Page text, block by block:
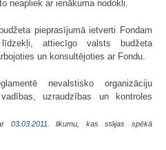
neapliek ar ienākuma nodokli.
pieprasījumā ietverti Fondam
attiecīgo valsts budžeta
un konsultējoties ar Fondu.
nevalstisko organizāciju
uzraudzības un kontroles
03.03.2011 . likumu, kas stājas spēkā